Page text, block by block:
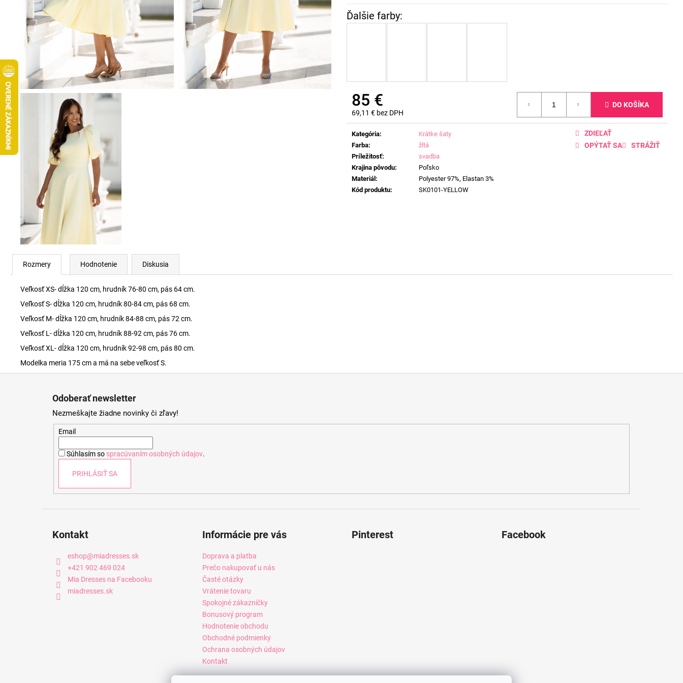
85 €
69,11 € bez DPH
Jednotková
cena:
DO KOŠÍKA
Kategória:
Krátke šaty
Farba:
žltá
Príležitosť:
svadba
Krajina pôvodu:
Poľsko
Materiál:
Polyester 97%, Elastan 3%
Kód produktu: SK0101-YELLOW
OPÝTAŤ SA STRÁŽIŤ
ZDIEĽAŤ
Rozmery Hodnotenie Diskusia
Veľkosť XS- dĺžka 120 cm, hrudník 76-80 cm, pás 64 cm.
Veľkosť S- dĺžka 120 cm, hrudník 80-84 cm, pás 68 cm.
Veľkosť M- dĺžka 120 cm, hrudník 84-88 cm, pás 72 cm.
Veľkosť L- dĺžka 120 cm, hrudník 88-92 cm, pás 76 cm.
Veľkosť XL- dĺžka 120 cm, hrudník 92-98 cm, pás 80 cm.
Modelka meria 175 cm a má na sebe veľkosť S.
Odoberať newsletter
Nezmeškajte žiadne novinky či zľavy!
Email
Súhlasím so spracúvaním osobných údajov.
PRIHLÁSIŤ SA
Kontakt
eshop@miadresses.sk
+421 902 469 024
Mia Dresses na Facebooku
miadresses.sk
Informácie pre vás
Doprava a platba
Prečo nakupovať u nás
Časté otázky
Vrátenie tovaru
Spokojné zákazníčky
Bonusový program
Hodnotenie obchodu
Obchodné podmienky
Ochrana osobných údajov
Kontakt
Pinterest Facebook